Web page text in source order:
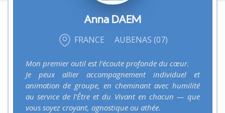
Anna DAEM
FRANCE AUBENAS (07)
Mon premier outil est l’écoute profonde du cœur.
Je peux allier accompagnement individuel et
animation de groupe, en cheminant avec humilité
au service de l’Être et du Vivant en chacun — que
vous soyez croyant, agnostique ou athée.